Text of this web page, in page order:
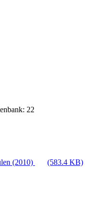
22
(2010)
(583.4 KB)